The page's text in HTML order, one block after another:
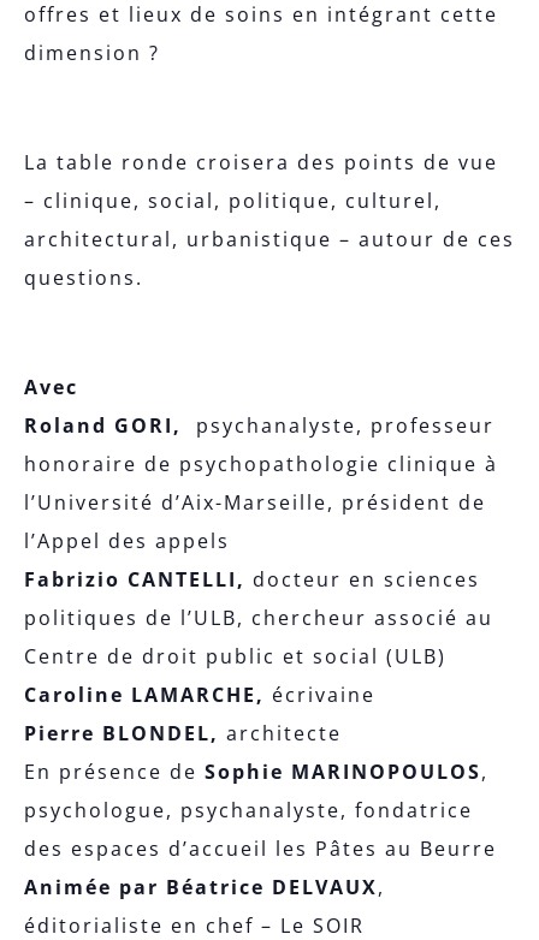
offres et lieux de soins en intégrant cette
dimension ?
La table ronde croisera des points de vue
– clinique, social, politique, culturel,
architectural, urbanistique – autour de ces
questions.
Avec
Roland GORI,
psychanalyste, professeur
honoraire de psychopathologie clinique à
l’Université d’Aix-Marseille, président de
l’Appel des appels
Fabrizio CANTELLI, docteur en sciences
politiques de l’ULB, chercheur associé au
Centre de droit public et social (ULB)
Caroline LAMARCHE, écrivaine
Pierre BLONDEL, architecte
En présence de Sophie MARINOPOULOS,
psychologue, psychanalyste, fondatrice
des espaces d’accueil les Pâtes au Beurre
Animée par Béatrice DELVAUX,
éditorialiste en chef – Le SOIR